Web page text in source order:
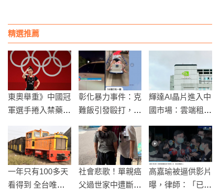
精選推薦
東奧舉重》中國冠
軍選手捲入禁藥疑
遞補奪銅
彰化暴力事件：克
難飯引發毆打，受
輝達AI晶片進入中
國市場：雲端租用
低，規避出口管制
成效堪憂
一年只有100多天
看得到 全台唯一
社會悲歌！單親癌
父過世家中遭斷水
高嘉瑜被逼供影片
曝，律師：「已掌